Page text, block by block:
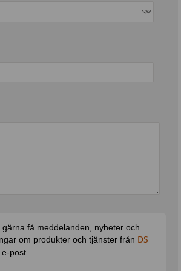
gärna få meddelanden, nyheter och
om produkter och tjänster från DS
post.